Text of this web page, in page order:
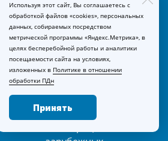
Юрист по энергетике
Международное
право
Таможенное право и
ВЭД
Зарубежные активы
Используя этот сайт, Вы соглашаетесь с
обработкой файлов «cookies», персональных
данных, собираемых посредством
метрической программы «Яндекс.Метрика», в
целях бесперебойной работы и аналитики
посещаемости сайта на условиях,
изложенных в Политике в отношении
обработки ПДн
Принять